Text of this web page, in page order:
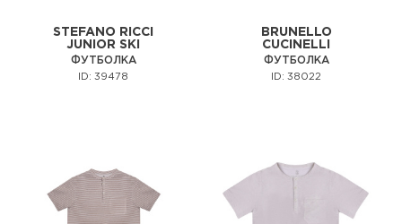
STEFANO RICCI
JUNIOR SKI
ФУТБОЛКА
ID: 39478
BRUNELLO
CUCINELLI
ФУТБОЛКА
ID: 38022